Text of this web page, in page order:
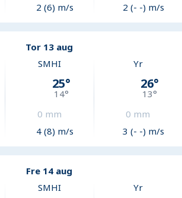
2 (6) m/s
2 (- -) m/s
Tor 13 aug
SMHI
25°
14°
0 mm
4 (8) m/s
Yr
26°
13°
0 mm
3 (- -) m/s
Fre 14 aug
SMHI Yr